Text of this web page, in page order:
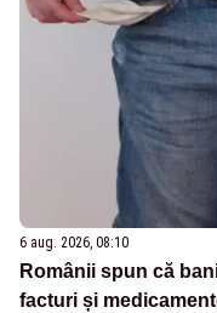
6 aug. 2026, 08:10
Românii spun că
facturi și